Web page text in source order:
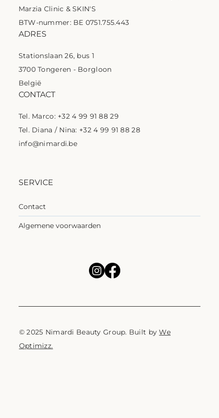
© 2025 Nimardi Beauty Group. Built byWe
Optimizz.
SERVICE
Contact
Algemene voorwaarden
Marzia Clinic & SKIN'S
BTW-nummer: BE 0751.755.443
ADRES
Stationslaan 26, bus 1
3700 Tongeren - Borgloon
België
CONTACT
Tel. Marco: +32 4 99 91 88 29
Tel. Diana / Nina: +32 4 99 91 88 28
info@nimardi.be